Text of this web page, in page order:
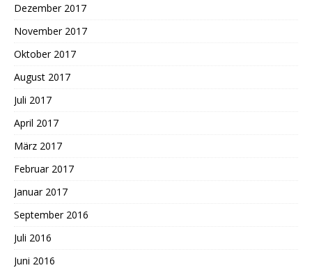
Dezember 2017
November 2017
Oktober 2017
August 2017
Juli 2017
April 2017
März 2017
Februar 2017
Januar 2017
September 2016
Juli 2016
Juni 2016